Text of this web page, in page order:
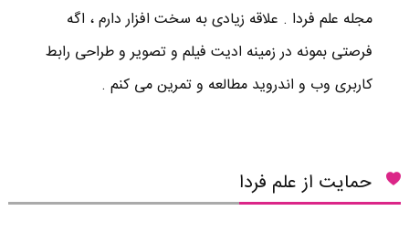
مجله علم فردا . علاقه زیادی به سخت افزار دارم ، اگه
فرصتی بمونه در زمینه ادیت فیلم و تصویر و طراحی رابط
کاربری وب و اندروید مطالعه و تمرین می کنم .
حمایت از علم فردا